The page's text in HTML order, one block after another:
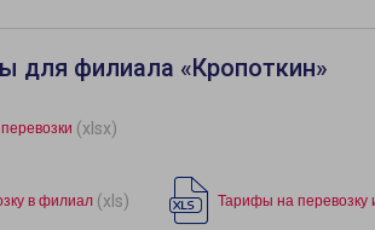
для филиала «Кропоткин»
(xlsx)
в филиал (xls) Тарифы на перевозку